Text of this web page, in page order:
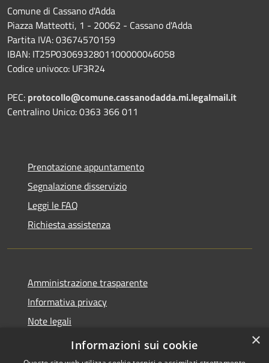
Comune di Cassano d'Adda
Piazza Matteotti, 1 - 20062 - Cassano d'Adda
Partita IVA: 03674570159
IBAN: IT25P0306932801100000046058
Codice univoco: UF3R24
PEC: protocollo@comune.cassanodadda.mi.legalmail.it
Centralino Unico: 0363 366 011
Prenotazione appuntamento
Segnalazione disservizio
Leggi le FAQ
Richiesta assistenza
Amministrazione trasparente
Informativa privacy
Note legali
Dichiarazione di accessibilità
×
Informazioni sui cookie